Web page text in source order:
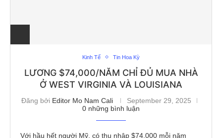
Kinh Tế Tin Hoa Kỳ
LƯƠNG $74,000/NĂM CHỈ ĐỦ MUA NHÀ
Ở WEST VIRGINIA VÀ LOUISIANA
Đăng bởi Editor Mo Nam Cali
September 29, 2025
0 những bình luận
Với hầu hết người Mỹ, có thu nhập $74,000 mỗi năm